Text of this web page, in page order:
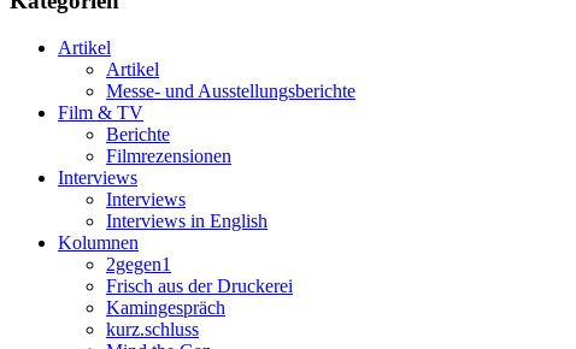
Artikel
Artikel
Messe- und Ausstellungsberichte
Film & TV
Berichte
Filmrezensionen
Interviews
Interviews
Interviews in English
Kolumnen
2gegen1
Frisch aus der Druckerei
Kamingespräch
kurz.schluss